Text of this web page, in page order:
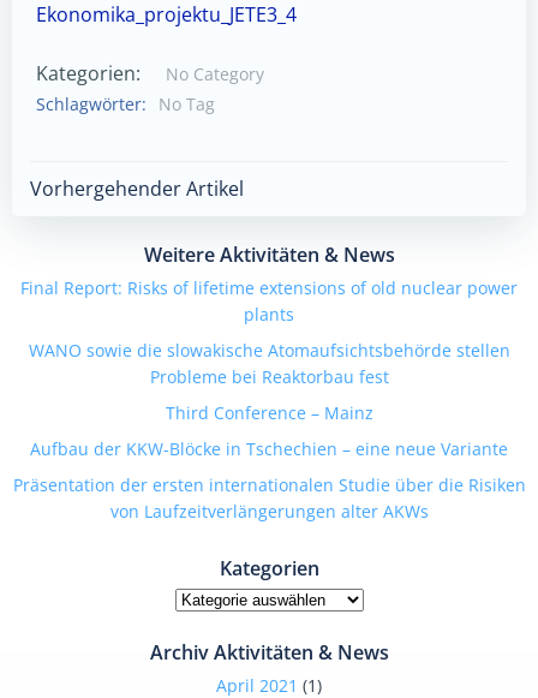
Ekonomika_projektu_JETE3_4
Kategorien:
No Category
Schlagwörter:
No Tag
Beitragsnavigation
Vorhergehender Artikel
Weitere Aktivitäten & News
Final Report: Risks of lifetime extensions of old nuclear power
plants
WANO sowie die slowakische Atomaufsichtsbehörde stellen
Probleme bei Reaktorbau fest
Third Conference – Mainz
Aufbau der KKW-Blöcke in Tschechien – eine neue Variante
Präsentation der ersten internationalen Studie über die Risiken
von Laufzeitverlängerungen alter AKWs
Kategorien
Kategorien
Archiv Aktivitäten & News
April 2021 (1)